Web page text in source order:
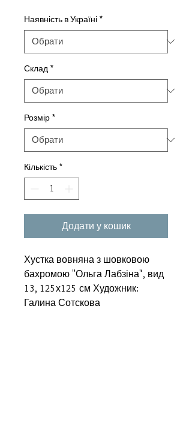
Наявність в Україні *
Склад *
Розмір *
Кількість *
Додати у кошик
Хустка вовняна з шовковою
бахромою "Ольга Лабзіна", вид
13, 125х125 см Художник:
Галина Сотскова